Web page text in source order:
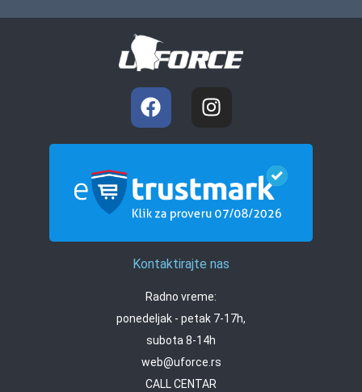
Kontaktirajte nas
Radno vreme:
ponedeljak - petak 7-17h,
subota 8-14h
web@uforce.rs
CALL CENTAR